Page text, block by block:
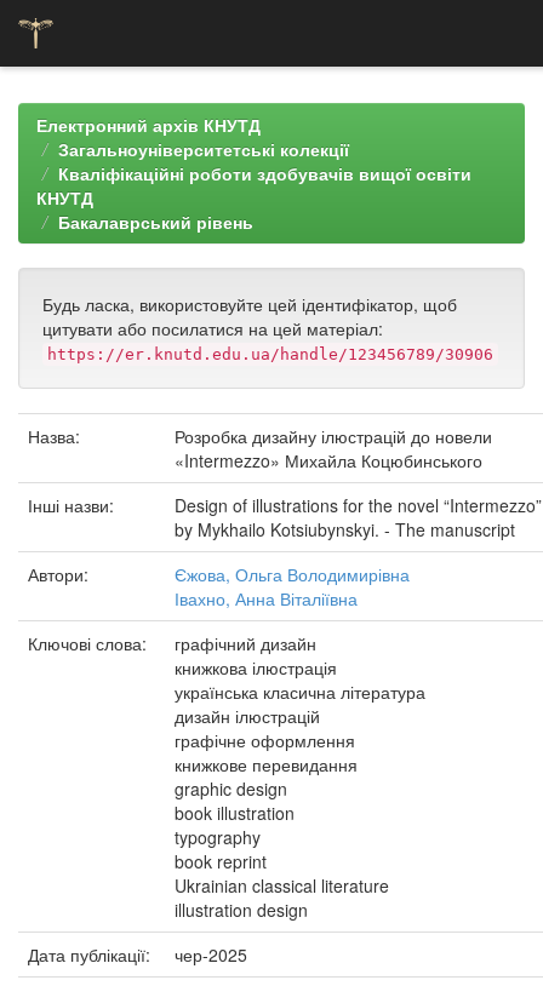
navigationЕлектронний архів КНУТД
Загальноуніверситетські колекції
Кваліфікаційні роботи здобувачів вищої освіти
КНУТД
Бакалаврський рівень
Будь ласка, використовуйте цей ідентифікатор, щоб
цитувати або посилатися на цей матеріал:
https://er.knutd.edu.ua/handle/123456789/30906
Назва:
Розробка дизайну ілюстрацій до новели
«Intermezzo» Михайла Коцюбинського
Інші назви:
Design of illustrations for the novel “Intermezzo”
by Mykhailo Kotsiubynskyi. - The manuscript
Автори:
Єжова, Ольга Володимирівна
Івахно, Анна Віталіївна
Ключові слова:
графічний дизайн
книжкова ілюстрація
українська класична література
дизайн ілюстрацій
графічне оформлення
книжкове перевидання
graphic design
book illustration
typography
book reprint
Ukrainian classical literature
illustration design
Дата публікації:
чер-2025